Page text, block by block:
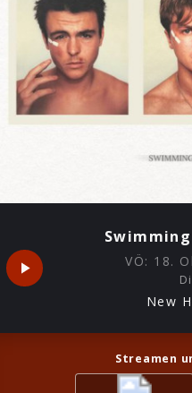
VÖ: 18.
New
Streamen